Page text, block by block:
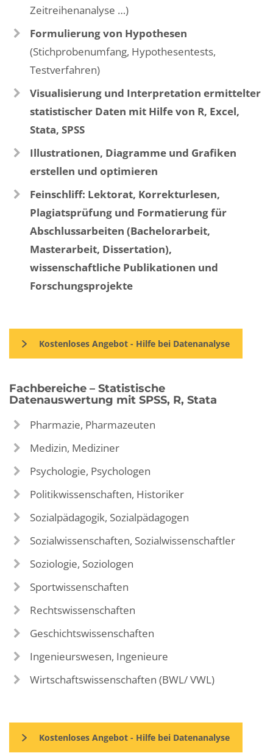
Zeitreihenanalyse …)
Formulierung von Hypothesen
(Stichprobenumfang, Hypothesentests,
Testverfahren)
Visualisierung und Interpretation ermittelter
statistischer Daten mit Hilfe von R, Excel,
Stata, SPSS
Illustrationen, Diagramme und Grafiken
erstellen und optimieren
Feinschliff: Lektorat, Korrekturlesen,
Plagiatsprüfung und Formatierung für
Abschlussarbeiten (Bachelorarbeit,
Masterarbeit, Dissertation),
wissenschaftliche Publikationen und
Forschungsprojekte
Kostenloses Angebot - Hilfe bei Datenanalyse
Fachbereiche – Statistische
Datenauswertung mit SPSS, R, Stata
Pharmazie, Pharmazeuten
Medizin, Mediziner
Psychologie, Psychologen
Politikwissenschaften, Historiker
Sozialpädagogik, Sozialpädagogen
Sozialwissenschaften, Sozialwissenschaftler
Soziologie, Soziologen
Sportwissenschaften
Rechtswissenschaften
Geschichtswissenschaften
Ingenieurswesen, Ingenieure
Wirtschaftswissenschaften (BWL/ VWL)
Kostenloses Angebot - Hilfe bei Datenanalyse